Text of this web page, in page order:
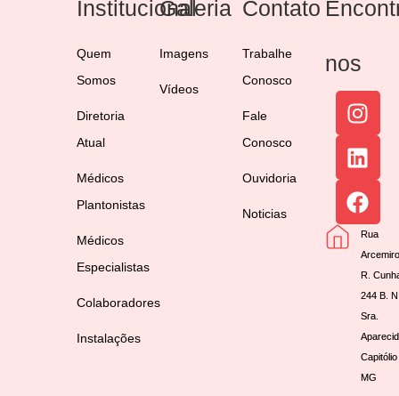
Institucional
Quem
Somos
Diretoria
Atual
Médicos
Plantonistas
Médicos
Especialistas
Colaboradores
Instalações
Galeria
Imagens
Vídeos
Contato
Trabalhe
Conosco
Fale
Conosco
Ouvidoria
Noticias
nos
Rua
R.
244 B.
Sra.
MG